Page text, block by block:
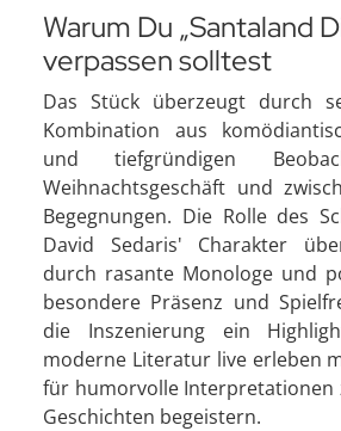
Warum Du „Santaland
verpassen solltest
Das Stück überzeugt durch
Kombination aus
und tiefgründigen
Weihnachtsgeschäft und
Begegnungen. Die Rolle des
David Sedaris' Charakter
durch rasante Monologe und
besondere Präsenz und
die Inszenierung ein
moderne Literatur live erleben
für humorvolle Interpretationen
Geschichten begeistern.